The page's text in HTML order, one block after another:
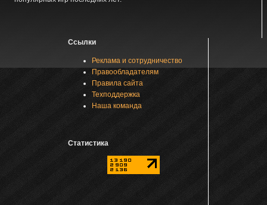
Ссылки
Реклама и сотрудничество
Правообладателям
Правила сайта
Техподдержка
Наша команда
Статистика